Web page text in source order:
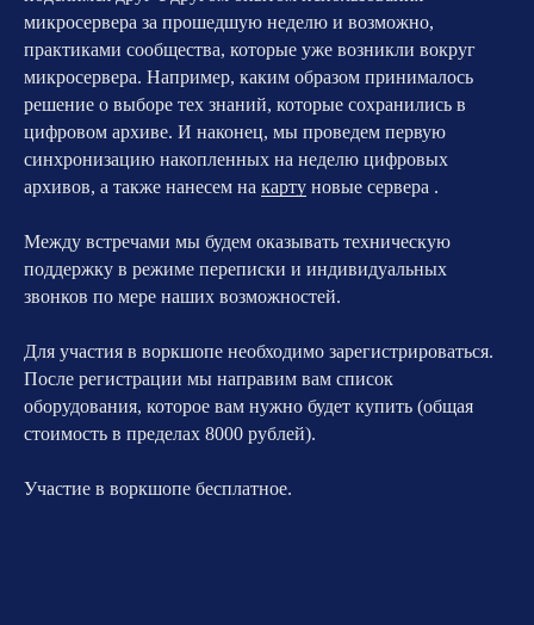
микросервера за прошедшую неделю и возможно,
практиками сообщества, которые уже возникли вокруг
микросервера. Например, каким образом принималось
решение о выборе тех знаний, которые сохранились в
цифровом архиве. И наконец, мы проведем первую
синхронизацию накопленных на неделю цифровых
архивов, а также нанесем на карту новые сервера .
Между встречами мы будем оказывать техническую
поддержку в режиме переписки и индивидуальных
звонков по мере наших возможностей.
Для участия в воркшопе необходимо зарегистрироваться.
После регистрации мы направим вам список
оборудования, которое вам нужно будет купить (общая
стоимость в пределах 8000 рублей).
Участие в воркшопе бесплатное.